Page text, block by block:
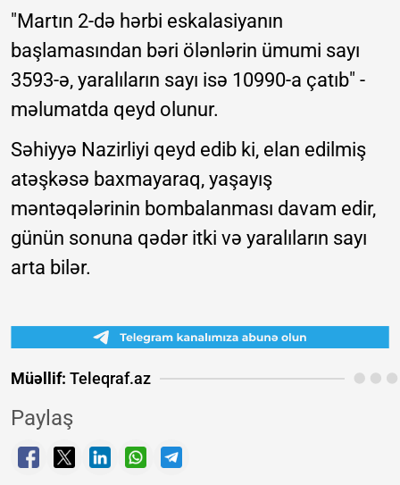
"Martın 2-də hərbi eskalasiyanın
başlamasından bəri ölənlərin ümumi sayı
3593-ə, yaralıların sayı isə 10990-a çatıb" -
məlumatda qeyd olunur.
Səhiyyə Nazirliyi qeyd edib ki, elan edilmiş
atəşkəsə baxmayaraq, yaşayış
məntəqələrinin bombalanması davam edir,
günün sonuna qədər itki və yaralıların sayı
arta bilər.
Müəllif: Teleqraf.az
Paylaş